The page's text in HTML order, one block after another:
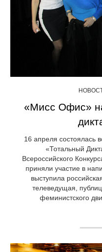
«Мисс Офис»
16 апреля состоялась
«Тотальный
Всероссийского
приняли участие в
выступила
телеведущая,
феминистского